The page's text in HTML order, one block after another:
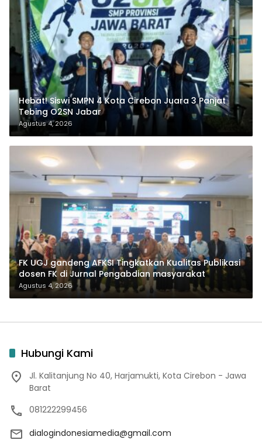
Hebat! Siswi SMPN 4 Kota Cirebon Juara 3 Panjat
Tebing O2SN Jabar
Agustus 4, 2026
FK UGJ gandeng AFKSI Tingkatkan Kualitas Publikasi
dosen FK di Jurnal Pengabdian masyarakat
Agustus 4, 2026
Hubungi Kami
Jl. Kalitanjung No 40, Harjamukti, Kota Cirebon - Jawa
Barat
081222299456
dialogindonesiamedia@gmail.com